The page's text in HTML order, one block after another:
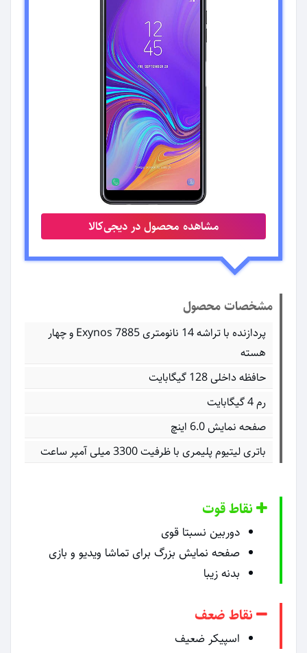
مشاهده محصول در دیجی‌کالا
مشخصات محصول
پردازنده با تراشه 14 نانومتری Exynos 7885 و چهار
هسته
حافظه داخلی 128 گیگابایت
رم 4 گیگابایت
صفحه نمایش 6.0 اینچ
باتری لیتیوم پلیمری با ظرفیت 3300 میلی آمپر ساعت
نقاط قوت
دوربین نسبتا قوی
صفحه نمایش بزرگ برای تماشا ویدیو و بازی
بدنه زیبا
نقاط ضعف
اسپیکر ضعیف